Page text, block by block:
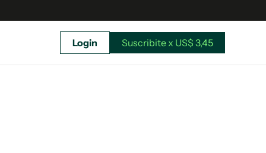
Login Suscribite x US$ 3,45